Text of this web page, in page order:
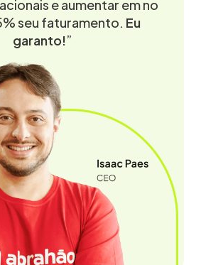
e aumentar em no
seu faturamento. Eu
garanto!”